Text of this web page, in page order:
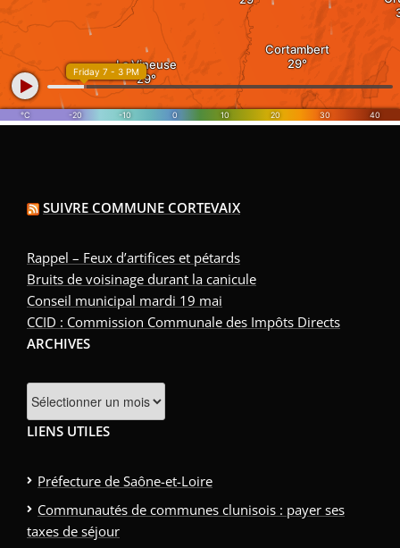
SUIVRE COMMUNE CORTEVAIX
Rappel – Feux d’artifices et pétards
Bruits de voisinage durant la canicule
Conseil municipal mardi 19 mai
CCID : Commission Communale des Impôts Directs
ARCHIVES
LIENS UTILES
Préfecture de Saône-et-Loire
Communautés de communes clunisois : payer ses
taxes de séjour